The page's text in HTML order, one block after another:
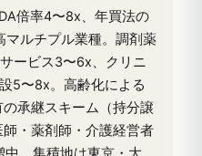
倍率4〜8x、年買法の
ルチプル業種。調剤薬
ービス3〜6x、クリニ
5〜8x。高齢化による
承継スキーム（持分譲
・薬剤師・介護経営者